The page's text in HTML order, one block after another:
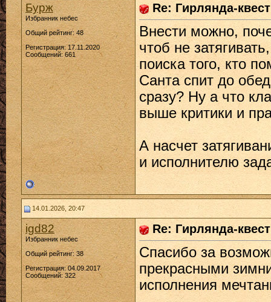
Бурж
Избранник небес
Общий рейтинг: 48
Регистрация: 17.11.2020
Сообщений: 661
Re: Гирлянда-
Внести можно,
чтоб не
поиска того, кто
Санта спит до
сразу? Ну а что
выше критики и
А насчет
и исполнителю
14.01.2026, 20:47
igd82
Избранник небес
Общий рейтинг: 38
Регистрация: 04.09.2017
Сообщений: 322
Re: Гирлянда-
Спасибо за
прекрасными
исполнения